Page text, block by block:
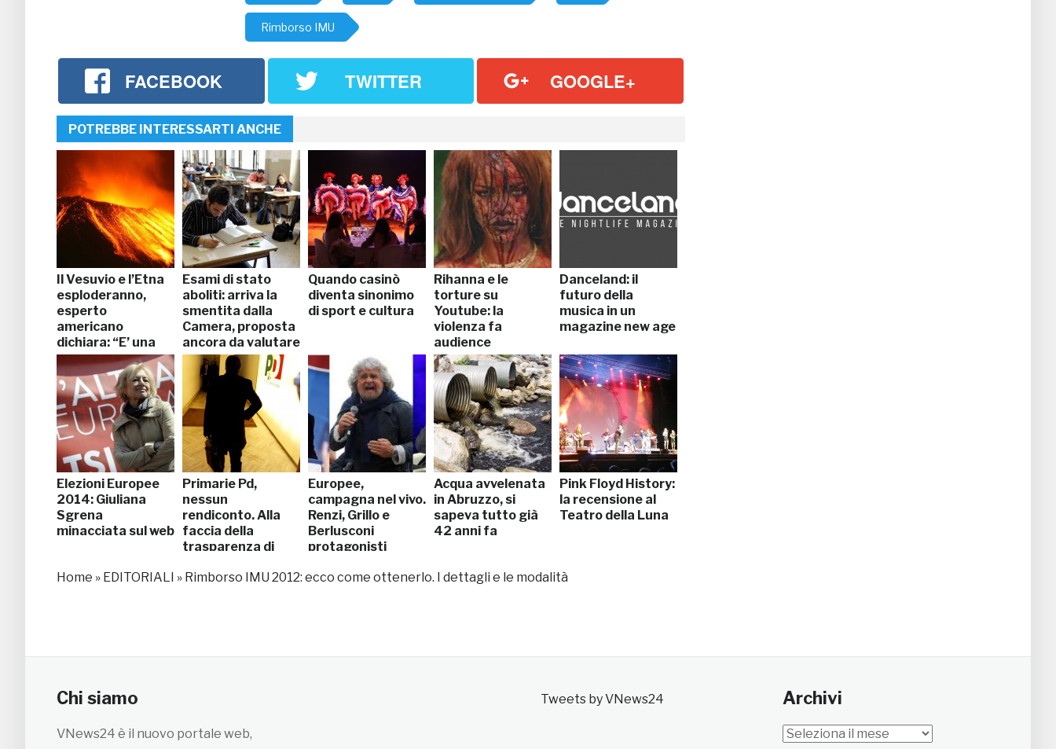
Rimborso IMU
FACEBOOK TWITTER GOOGLE+
POTREBBE INTERESSARTI ANCHE
Il Vesuvio e l’Etna
esploderanno,
esperto
americano
dichiara: “E’ una
certezza”
Esami di stato
aboliti: arriva la
smentita dalla
Camera, proposta
ancora da valutare
Quando casinò
diventa sinonimo
di sport e cultura
Rihanna e le
torture su
Youtube: la
violenza fa
audience
Danceland: il
futuro della
musica in un
magazine new age
Elezioni Europee
2014: Giuliana
Sgrena
minacciata sul web
Primarie Pd,
nessun
rendiconto. Alla
faccia della
trasparenza di
Europee,
campagna nel vivo.
Renzi, Grillo e
Berlusconi
protagonisti
Acqua avvelenata
in Abruzzo, si
sapeva tutto già
42 anni fa
Pink Floyd History:
la recensione al
Teatro della Luna
Home » EDITORIALI » Rimborso IMU 2012: ecco come ottenerlo. I dettagli e le modalità
Chi siamo
VNews24 è il nuovo portale web,
Tweets by VNews24 Archivi
Archivi